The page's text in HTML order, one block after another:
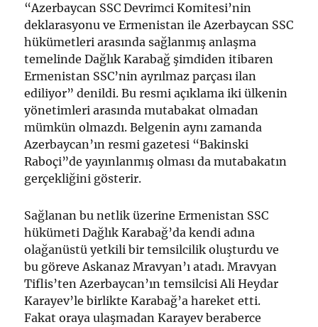
“Azerbaycan SSC Devrimci Komitesi’nin
deklarasyonu ve Ermenistan ile Azerbaycan SSC
hükümetleri arasında sağlanmış anlaşma
temelinde Dağlık Karabağ şimdiden itibaren
Ermenistan SSC’nin ayrılmaz parçası ilan
ediliyor” denildi. Bu resmi açıklama iki ülkenin
yönetimleri arasında mutabakat olmadan
mümkün olmazdı. Belgenin aynı zamanda
Azerbaycan’ın resmi gazetesi “Bakinski
Raboçi”de yayınlanmış olması da mutabakatın
gerçekliğini gösterir.
Sağlanan bu netlik üzerine Ermenistan SSC
hükümeti Dağlık Karabağ’da kendi adına
olağanüstü yetkili bir temsilcilik oluşturdu ve
bu göreve Askanaz Mravyan’ı atadı. Mravyan
Tiflis’ten Azerbaycan’ın temsilcisi Ali Heydar
Karayev’le birlikte Karabağ’a hareket etti.
Fakat oraya ulaşmadan Karayev beraberce